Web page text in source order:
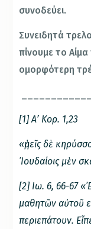
συνοδεύει.
Συνειδητά
πίνουμε το
ομορφότερη
[1] Α’ Κορ. 1,23
«ἡμεῖς δὲ
᾿Ιουδαίοις μὲν
[2] Ιω. 6, 66-67
μαθητῶν αὐτοῦ
περιεπάτουν.